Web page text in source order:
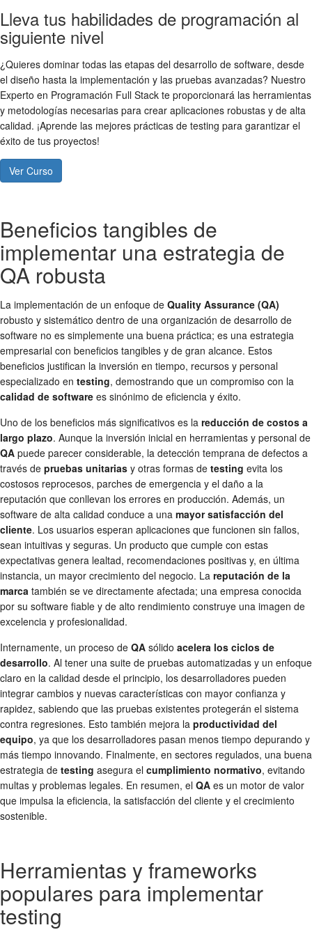
Lleva tus habilidades de programación al
siguiente nivel
¿Quieres dominar todas las etapas del desarrollo de software, desde
el diseño hasta la implementación y las pruebas avanzadas? Nuestro
Experto en Programación Full Stack te proporcionará las herramientas
y metodologías necesarias para crear aplicaciones robustas y de alta
calidad. ¡Aprende las mejores prácticas de testing para garantizar el
éxito de tus proyectos!
Ver Curso
Beneficios tangibles de
implementar una estrategia de
QA robusta
La implementación de un enfoque de Quality Assurance (QA)
robusto y sistemático dentro de una organización de desarrollo de
software no es simplemente una buena práctica; es una estrategia
empresarial con beneficios tangibles y de gran alcance. Estos
beneficios justifican la inversión en tiempo, recursos y personal
especializado en testing, demostrando que un compromiso con la
calidad de software es sinónimo de eficiencia y éxito.
Uno de los beneficios más significativos es la reducción de costos a
largo plazo. Aunque la inversión inicial en herramientas y personal de
QA puede parecer considerable, la detección temprana de defectos a
través de pruebas unitarias y otras formas de testing evita los
costosos reprocesos, parches de emergencia y el daño a la
reputación que conllevan los errores en producción. Además, un
software de alta calidad conduce a una mayor satisfacción del
cliente. Los usuarios esperan aplicaciones que funcionen sin fallos,
sean intuitivas y seguras. Un producto que cumple con estas
expectativas genera lealtad, recomendaciones positivas y, en última
instancia, un mayor crecimiento del negocio. La reputación de la
marca también se ve directamente afectada; una empresa conocida
por su software fiable y de alto rendimiento construye una imagen de
excelencia y profesionalidad.
Internamente, un proceso de QA sólido acelera los ciclos de
desarrollo. Al tener una suite de pruebas automatizadas y un enfoque
claro en la calidad desde el principio, los desarrolladores pueden
integrar cambios y nuevas características con mayor confianza y
rapidez, sabiendo que las pruebas existentes protegerán el sistema
contra regresiones. Esto también mejora la productividad del
equipo, ya que los desarrolladores pasan menos tiempo depurando y
más tiempo innovando. Finalmente, en sectores regulados, una buena
estrategia de testing asegura el cumplimiento normativo, evitando
multas y problemas legales. En resumen, el QA es un motor de valor
que impulsa la eficiencia, la satisfacción del cliente y el crecimiento
sostenible.
Herramientas y frameworks
populares para implementar
testing